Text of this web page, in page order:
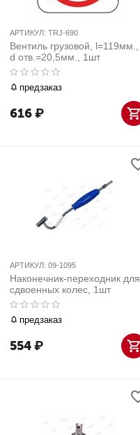
АРТИКУЛ: TRJ-690
Вентиль грузовой, l=119мм.,
d отв.=20,5мм., 1шт
предзаказ
616₽
АРТИКУЛ: 09-1095
Наконечник-переходник для
сдвоенных колес, 1шт
предзаказ
554₽